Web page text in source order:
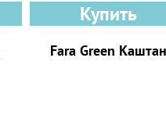
Купить
Fara Green Каштан